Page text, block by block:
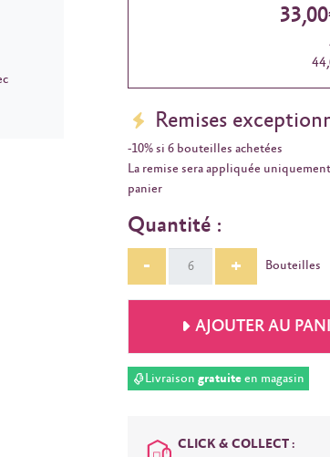
Remises
-10% si 6 bouteilles achetées
La remise sera appliquée
panier
Quantité :
-
+ Bouteilles
AJOUTER AU
Livraison gratuiteen magasin
CLICK & COLLECT :